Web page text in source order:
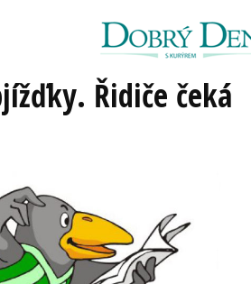
Řidiče čeká